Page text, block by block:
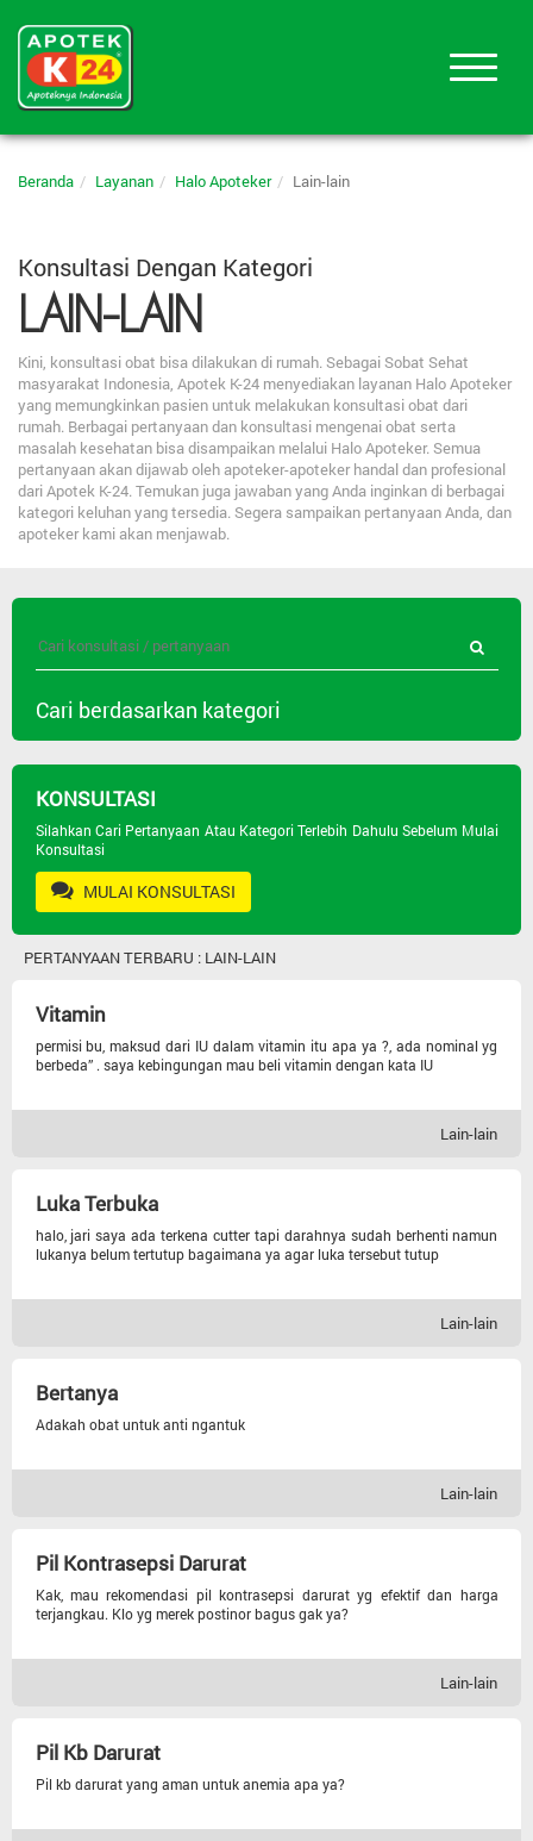
Beranda Layanan Halo Apoteker Lain-lain
Konsultasi Dengan Kategori
LAIN-LAIN
Kini, konsultasi obat bisa dilakukan di rumah. Sebagai Sobat Sehat
masyarakat Indonesia, Apotek K-24 menyediakan layanan Halo Apoteker
yang memungkinkan pasien untuk melakukan konsultasi obat dari
rumah. Berbagai pertanyaan dan konsultasi mengenai obat serta
masalah kesehatan bisa disampaikan melalui Halo Apoteker. Semua
pertanyaan akan dijawab oleh apoteker-apoteker handal dan profesional
dari Apotek K-24. Temukan juga jawaban yang Anda inginkan di berbagai
kategori keluhan yang tersedia. Segera sampaikan pertanyaan Anda, dan
apoteker kami akan menjawab.
Cari berdasarkan kategori
Semua Pertanyaan
Jenis Obat
Psikiatri
Masalah Kulit
Seks Dan Andrologi
Pencernaan
Gigi Dan Mulut
Kecantikan
Otot Dan Saraf
Gizi
KONSULTASI
Silahkan Cari Pertanyaan Atau Kategori Terlebih Dahulu Sebelum Mulai
Konsultasi
MULAI KONSULTASI
PERTANYAAN TERBARU : LAIN-LAIN
Vitamin
permisi bu, maksud dari IU dalam vitamin itu apa ya ?, ada nominal yg
berbeda” . saya kebingungan mau beli vitamin dengan kata IU
Lain-lain
Luka Terbuka
halo, jari saya ada terkena cutter tapi darahnya sudah berhenti namun
lukanya belum tertutup bagaimana ya agar luka tersebut tutup
Lain-lain
Bertanya
Adakah obat untuk anti ngantuk
Lain-lain
Pil Kontrasepsi Darurat
Kak, mau rekomendasi pil kontrasepsi darurat yg efektif dan harga
terjangkau. Klo yg merek postinor bagus gak ya?
Lain-lain
Pil Kb Darurat
Pil kb darurat yang aman untuk anemia apa ya?